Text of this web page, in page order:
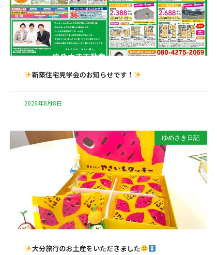
新築住宅見学会のお知らせです！
2026年8月8日
ゆめさき日記
大分旅行のお土産をいただきました